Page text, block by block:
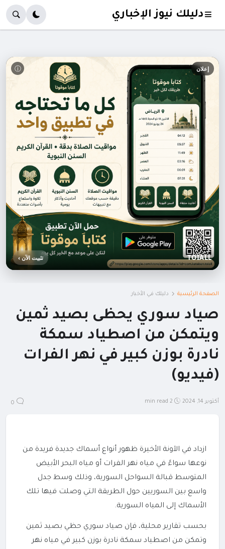
دليلك نيوز الإخباري
ⓘ إعلان
TOIALL تثبيت الآن ›
الصفحة الرئيسية دليلك في الأخبار
صياد سوري يحظى بصيد ثمين
ويتمكن من اصطياد سمكة
نادرة بوزن كبير في نهر الفرات
(فيديو)
أكتوبر 14, 2024 2 min read
0
ازداد في الآونة الأخيرة ظهور أنواع أسماك جديدة فريدة من
نوعها سواءً في مياه نهر الفرات أو مياه البحر الأبيض
المتوسط قبالة السواحل السورية، وذلك وسط جدل
واسع بين السوريين حول الطريقة التي وصلت فيها تلك
الأسماك إلى المياه السورية.
بحسب تقارير محلية، فإن صياد سوري حظي بصيد ثمين
وتمكن من اصطياد سمكة نادرة بوزن كبير في مياه نهر